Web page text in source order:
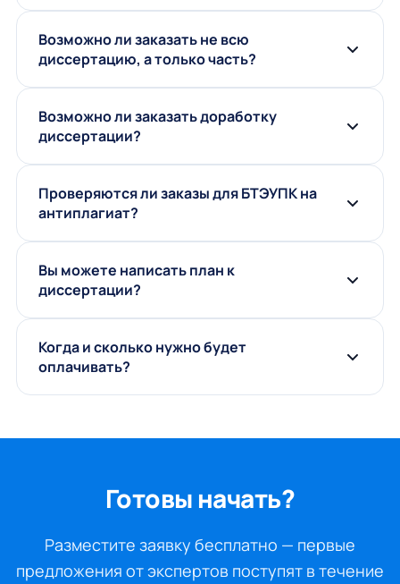
Возможно ли заказать не всю
диссертацию, а только часть?
Возможно ли заказать доработку
диссертации?
Проверяются ли заказы для БТЭУПК на
антиплагиат?
Вы можете написать план к
диссертации?
Когда и сколько нужно будет
оплачивать?
Готовы начать?
Разместите заявку бесплатно — первые
предложения от экспертов поступят в течение